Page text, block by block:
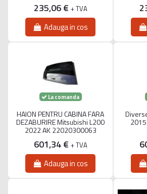
235,06 € + TVA
Adauga in cos
La comanda
HAION PENTRU CABINA FARA
DEZABURIRE Mitsubishi L200
2022 AK 22020300063
601,34 € + TVA
Adauga in cos